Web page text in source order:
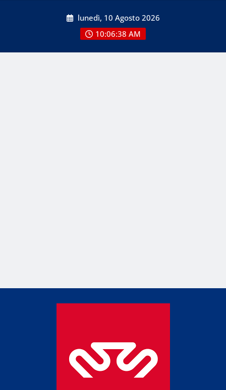
lunedì, 10 Agosto 2026
10:06:38 AM